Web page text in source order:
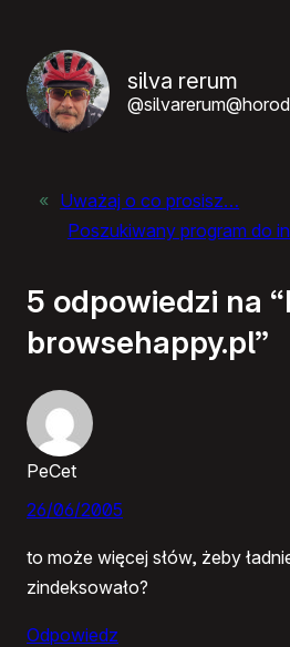
silva rerum
« Uważaj o co prosisz…
Poszukiwany program do
5 odpowiedzi na
browsehappy.pl”
PeCet
26/06/2005
to może więcej słów, żeby
zindeksowało?
Odpowiedz